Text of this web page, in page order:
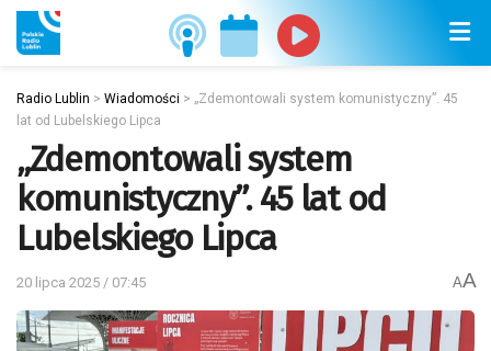
Radio Lublin > Wiadomości > „Zdemontowali system komunistyczny”. 45
lat od Lubelskiego Lipca
„Zdemontowali system
komunistyczny”. 45 lat od
Lubelskiego Lipca
20 lipca 2025 / 07:45 AA